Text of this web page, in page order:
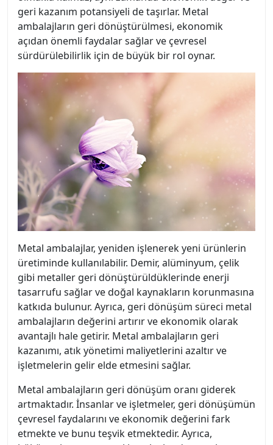
geri kazanım potansiyeli de taşırlar. Metal
ambalajların geri dönüştürülmesi, ekonomik
açıdan önemli faydalar sağlar ve çevresel
sürdürülebilirlik için de büyük bir rol oynar.
Metal ambalajlar, yeniden işlenerek yeni ürünlerin
üretiminde kullanılabilir. Demir, alüminyum, çelik
gibi metaller geri dönüştürüldüklerinde enerji
tasarrufu sağlar ve doğal kaynakların korunmasına
katkıda bulunur. Ayrıca, geri dönüşüm süreci metal
ambalajların değerini artırır ve ekonomik olarak
avantajlı hale getirir. Metal ambalajların geri
kazanımı, atık yönetimi maliyetlerini azaltır ve
işletmelerin gelir elde etmesini sağlar.
Metal ambalajların geri dönüşüm oranı giderek
artmaktadır. İnsanlar ve işletmeler, geri dönüşümün
çevresel faydalarını ve ekonomik değerini fark
etmekte ve bunu teşvik etmektedir. Ayrıca,